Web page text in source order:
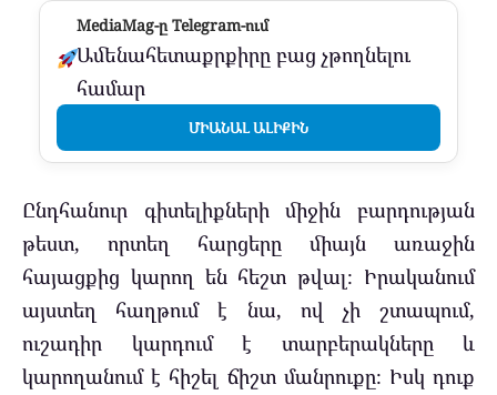
MediaMag-ը Telegram-ում
Ամենահետաքրքիրը բաց չթողնելու
համար
ՄԻԱՆԱԼ ԱԼԻՔԻՆ
Ընդհանուր գիտելիքների միջին բարդության
թեստ, որտեղ հարցերը միայն առաջին
հայացքից կարող են հեշտ թվալ։ Իրականում
այստեղ հաղթում է նա, ով չի շտապում,
ուշադիր կարդում է տարբերակները և
կարողանում է հիշել ճիշտ մանրուքը։ Իսկ դուք